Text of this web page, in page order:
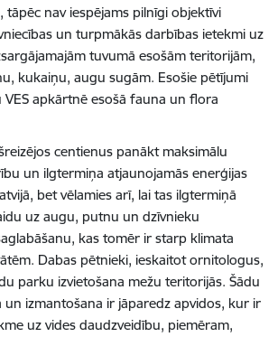
tāpēc nav iespējams pilnīgi objektīvi
un turpmākās darbības ietekmi uz
tuvumā esošām teritorijām,
kukaiņu, augu sugām. Esošie pētījumi
VES apkārtnē esošā fauna un flora
centienus panākt maksimālu
un ilgtermiņa atjaunojamās enerģijas
bet vēlamies arī, lai tas ilgtermiņā
uz augu, putnu un dzīvnieku
kas tomēr ir starp klimata
Dabas pētnieki, ieskaitot ornitologus,
parku izvietošana mežu teritorijās. Šādu
un izmantošana ir jāparedz apvidos, kur ir
uz vides daudzveidību, piemēram,